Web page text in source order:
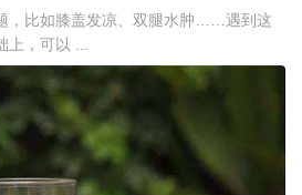
，比如膝盖发凉、双腿水肿……遇到这
，可以 ...